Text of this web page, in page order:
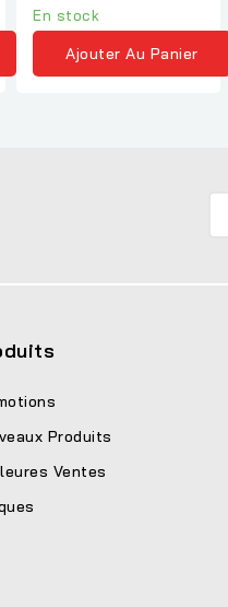
En stock
Ajouter Au Panier
Produits
Ventes